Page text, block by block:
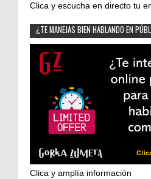
Clica y escucha en directo tu
¿TE MANEJAS BIEN HABLANDO EN
Clica y amplía información